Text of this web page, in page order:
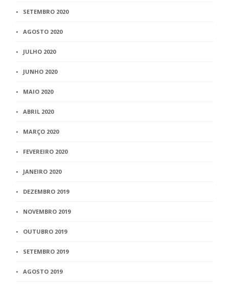
SETEMBRO 2020
AGOSTO 2020
JULHO 2020
JUNHO 2020
MAIO 2020
ABRIL 2020
MARÇO 2020
FEVEREIRO 2020
JANEIRO 2020
DEZEMBRO 2019
NOVEMBRO 2019
OUTUBRO 2019
SETEMBRO 2019
AGOSTO 2019